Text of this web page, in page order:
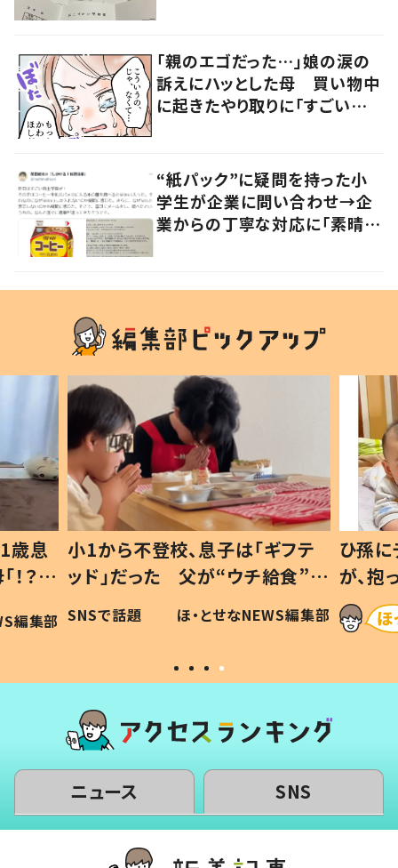
「親のエゴだった…」娘の涙の
訴えにハッとした母 買い物中
に起きたやり取りに「すごい分
“紙パック”に疑問を持った小
学生が企業に問い合わせ→企
業からの丁寧な対応に「素晴ら
歳息
？」
編集部
小1から不登校、息子は「ギフテ
ッド」だった 父が“ウチ給食”を
作り続ける理由とは #令和の親
#令和の子
SNSで話題 ほ・とせなNEWS編集部
ひ孫
が、
「涙が
い」
ニュース SNS